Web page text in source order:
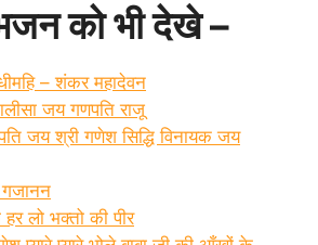
को भी देखे –
– शंकर महादेवन
जय गणपति राजू
जय श्री गणेश सिद्धि विनायक जय
हर लो भक्तो की पीर